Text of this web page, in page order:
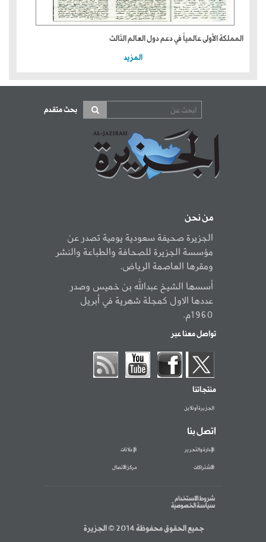
المملكة الأولى عالمياً في دعم دول العالم الثالث
المزيد
بحث متقدم
من نحن
الجزيرة صحيفة سعودية يومية تصدر عن
مؤسسة الجزيرة للصحافة والطباعة والنشر
ومقرها العاصمة الرياض.
أسسها الشيخ عبدالله بن خميس وصدر
عددها الاول كمجلة شهرية في أبريل
1960م.
تواصل معنا عبر
منتجاتنا
الجزيرة أونلاين
اتصل بنا
الإدارة والتحرير الإعلانات
الاشتراكات مركز الاتصال
شروط الاستخدام
سياسة الخصوصية
جميع الحقوق محفوظة 2014 © الجزيرة